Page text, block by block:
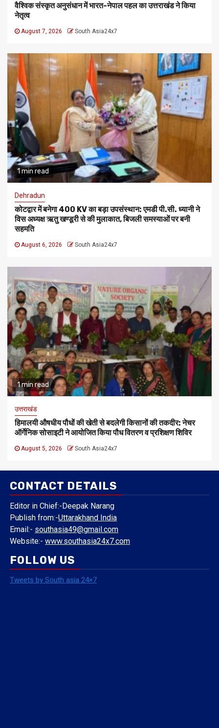
वैश्विक संस्कृत अनुसंधान में भारत-नेपाल पहल का उत्तराखंड ने किया
नेतृत्व
August 7, 2026 South Asia24x7
1 min read
Dehradun
कोटद्वार में बनेगा 400 KV का बड़ा उपसंस्थान: एमडी पी.सी. ध्यानी ने
विस अध्यक्ष ऋतु खण्डूरी से की मुलाकात, बिजली समस्याओं पर बनी
सहमति
August 6, 2026 South Asia24x7
1 min read
उत्तराखंड
हिमालयी औषधीय पौधों की खेती से बदलेगी किसानों की तकदीर: नेचर
ऑर्गेनिक सोसाइटी ने आयोजित किया पौध वितरण व प्रशिक्षण शिविर
August 5, 2026 South Asia24x7
CONTACT DETAILS
Editor in Chief:-Deepak Narang
Publish from:-Uttarakhand India
Email:- southasia49@gmail.com
Website:- www.southasia24x7.com
FOLLOW US
Tweets by South asia 24×7